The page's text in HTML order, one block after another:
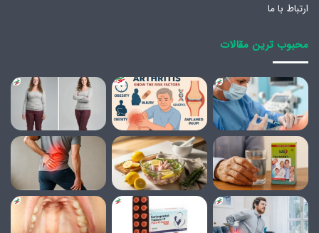
ارتباط با ما
محبوب ترین مقالات